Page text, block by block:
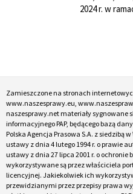
2024 r. w
Zamieszczone na stronach
www.naszesprawy.eu,
naszesprawy.net materiały sygnowane
informacyjnego PAP, będącego bazą
Polska Agencja Prasowa S.A. z siedzibą
ustawy z dnia 4 lutego 1994 r. o prawie
ustawy z dnia 27 lipca 2001 r. o ochronie
wykorzystywane są przez właściciela
licencyjnej. Jakiekolwiek ich
przewidzianymi przez przepisy prawa